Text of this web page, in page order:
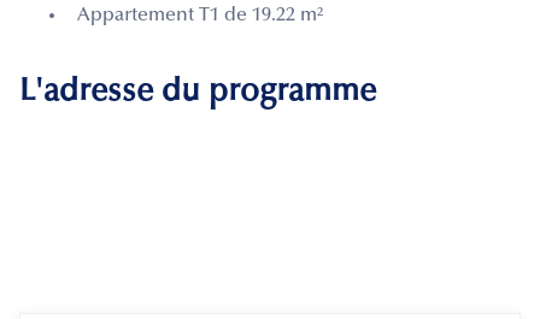
Appartement T1 de 19.22 m²
L'adresse du programme